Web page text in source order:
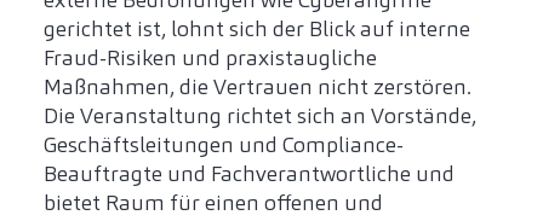
gerichtet ist, lohnt sich der Blick auf interne
Fraud-Risiken und praxistaugliche
Maßnahmen, die Vertrauen nicht zerstören.
Die Veranstaltung richtet sich an Vorstände,
Geschäftsleitungen und Compliance-
Beauftragte und Fachverantwortliche und
bietet Raum für einen offenen und